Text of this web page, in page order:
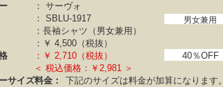
：
サーヴォ
：SBLU-1917 男女兼用
：長袖シャツ（男女兼用）
：￥4,500（税抜）
：￥2,710（税抜）
40％OFF
＜ 税込価格：￥2,981 ＞
サイズ料金：
下記のサイズは料金が加算になります。